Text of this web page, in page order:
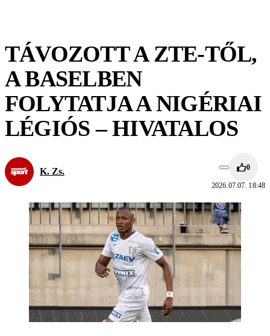
TÁVOZOTT A ZTE-TŐL,
A BASELBEN
FOLYTATJA A NIGÉRIAI
LÉGIÓS – HIVATALOS
K. Zs. 0
2026.07.07. 18:48